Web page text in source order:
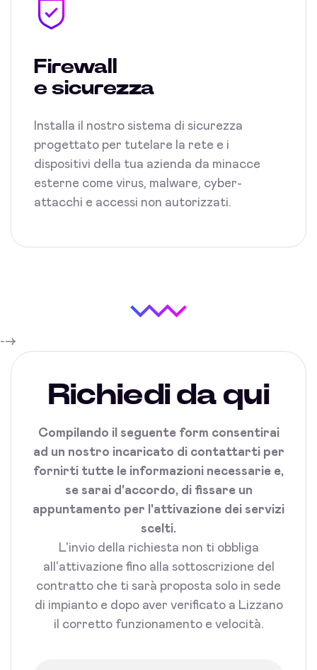
Firewall
e sicurezza
Installa il nostro sistema di sicurezza
progettato per tutelare la rete e i
dispositivi della tua azienda da minacce
esterne come virus, malware, cyber-
attacchi e accessi non autorizzati.
-->
Richiedi da qui
Compilando il seguente form consentirai
ad un nostro incaricato di contattarti per
fornirti tutte le informazioni necessarie e,
se sarai d'accordo, di fissare un
appuntamento per l'attivazione dei servizi
scelti.
L'invio della richiesta non ti obbliga
all'attivazione fino alla sottoscrizione del
contratto che ti sarà proposta solo in sede
di impianto e dopo aver verificato a Lizzano
il corretto funzionamento e velocità.